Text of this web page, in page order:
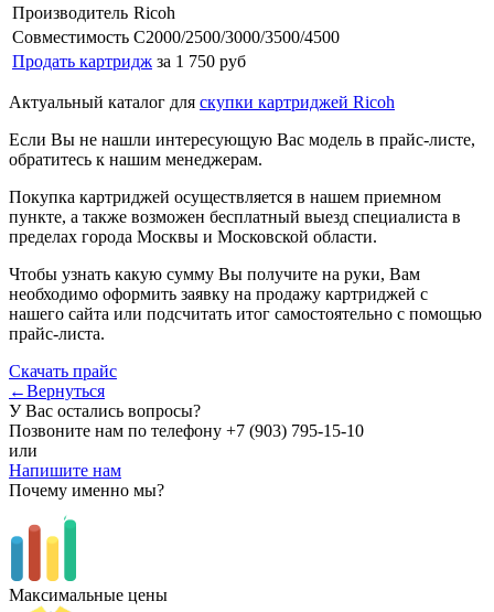
Производитель Ricoh
Совместимость C2000/2500/3000/3500/4500
Продать картридж за 1 750 руб
Актуальный каталог для скупки картриджей Ricoh
Если Вы не нашли интересующую Вас модель в прайс-листе,
обратитесь к нашим менеджерам.
Покупка картриджей осуществляется в нашем приемном
пункте, а также возможен бесплатный выезд специалиста в
пределах города Москвы и Московской области.
Чтобы узнать какую сумму Вы получите на руки, Вам
необходимо оформить заявку на продажу картриджей с
нашего сайта или подсчитать итог самостоятельно с помощью
прайс-листа.
Скачать прайс
←Вернуться
У Вас остались вопросы?
Позвоните нам по телефону +7 (903) 795-15-10
или
Напишите нам
Почему именно мы?
Максимальные цены